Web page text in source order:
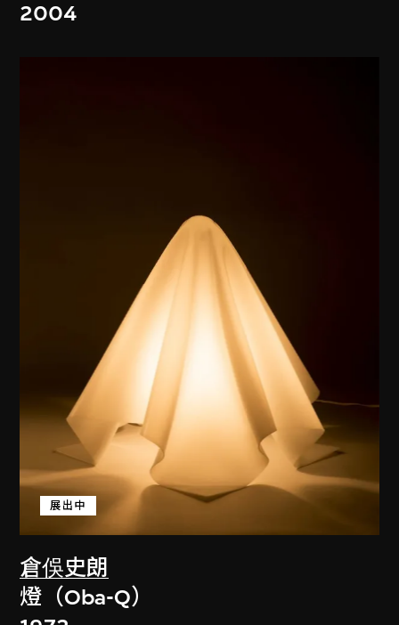
2004
倉俁史朗
展出中
燈（Oba-Q）